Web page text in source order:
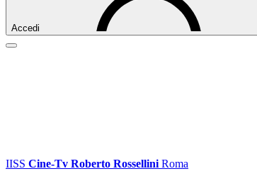
Accedi
IISS Cine-Tv Roberto Rossellini Roma